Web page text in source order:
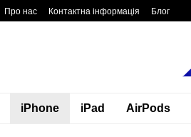
Про нас Контактна інформація Блог
iPhone iPad AirPods